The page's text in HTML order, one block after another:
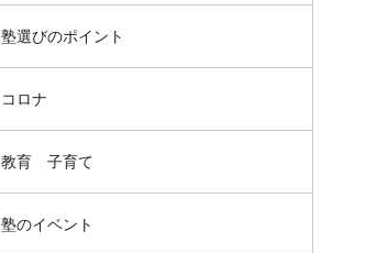
塾選びのポイント
コロナ
教育 子育て
塾のイベント